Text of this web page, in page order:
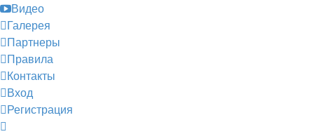
Видео
Галерея
Партнеры
Правила
Контакты
Вход
Регистрация